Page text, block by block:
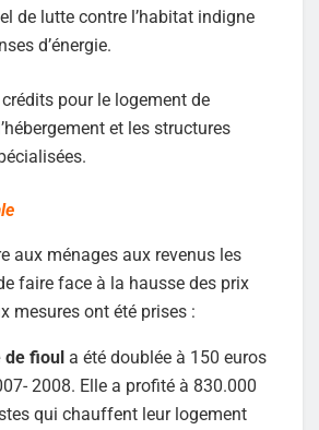
de lutte contre l’habitat indigne
d’énergie.
pour le logement de
et les structures
aux ménages aux revenus les
faire face à la hausse des prix
mesures ont été prises :
de fioul a été doublée à 150 euros
2008. Elle a profité à 830.000
qui chauffent leur logement